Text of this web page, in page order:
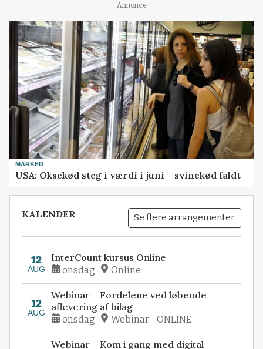
Annonce
MARKED
USA: Oksekød steg i værdi i juni – svinekød faldt
KALENDER Se flere arrangementer
12
AUG
InterCount kursus Online
onsdag Online
12
AUG
Webinar – Fordelene ved løbende
aflevering af bilag
onsdag Webinar - ONLINE
Webinar – Kom i gang med digital